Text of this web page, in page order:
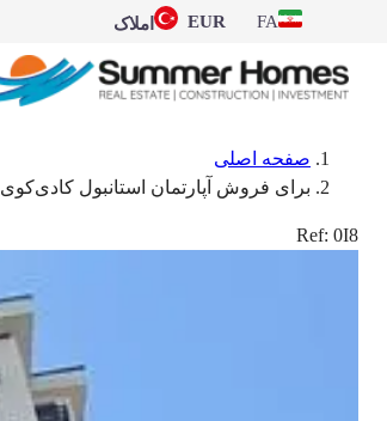
FA
EUR املاک
صفحه اصلی
برای فروش آپارتمان استانبول کادی‌کوی
Ref: 0I8